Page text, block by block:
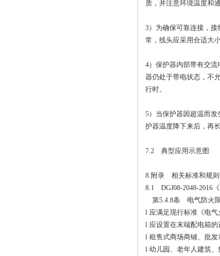
质，并注意环境温度和
3）为确保可靠连接，
常，线头应采用合适大
4）保护器内部带有交
器仍处于带电状态，不
行时。
5）当保护器因超温而
护器温度降下来后，再
7.2 典型应用示意图
8.附录 相关标准和规则
8.1 DGJ08-2048-2016
第5.4.8条 电气防火
l 应满足现行标准《电气
l 应设置在末端配电箱
l 租售式商场商铺、批
l 幼儿园、老年人建筑